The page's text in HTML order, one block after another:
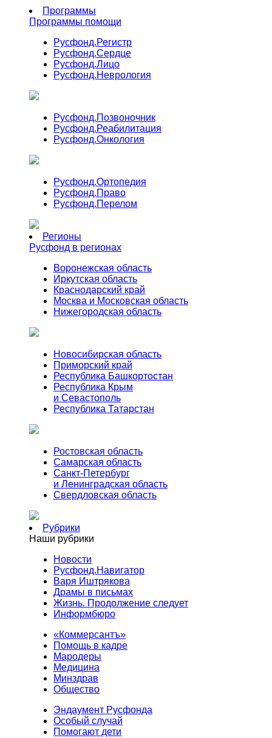
Программы
Программы помощи
Русфонд.Регистр
Русфонд.Сердце
Русфонд.Лицо
Русфонд.Неврология
Русфонд.Позвоночник
Русфонд.Реабилитация
Русфонд.Онкология
Русфонд.Ортопедия
Русфонд.Право
Русфонд.Перелом
Регионы
Русфонд в регионах
Воронежская область
Иркутская область
Краснодарский край
Москва и Московская область
Нижегородская область
Новосибирская область
Приморский край
Республика Башкортостан
Республика Крым
и Севастополь
Республика Татарстан
Ростовская область
Самарская область
Санкт-Петербург
и Ленинградская область
Свердловская область
Рубрики
Наши рубрики
Новости
Русфонд.Навигатор
Варя Иштрякова
Драмы в письмах
Жизнь. Продолжение следует
Информбюро
«Коммерсантъ»
Помощь в кадре
Мародеры
Медицина
Минздрав
Общество
Эндаумент Русфонда
Особый случай
Помогают дети